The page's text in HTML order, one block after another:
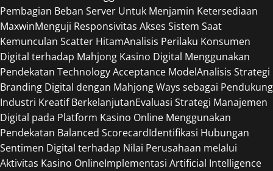
Pembagian Beban Server Untuk Menjamin Ketersediaan
MaxwinMenguji Responsivitas Akses Sistem Saat
Kemunculan Scatter HitamAnalisis Perilaku Konsumen
Digital terhadap Mahjong Kasino Digital Menggunakan
Pendekatan Technology Acceptance ModelAnalisis Strategi
Branding Digital dengan Mahjong Ways sebagai Pendukung
Industri Kreatif BerkelanjutanEvaluasi Strategi Manajemen
Digital pada Platform Kasino Online Menggunakan
Pendekatan Balanced ScorecardIdentifikasi Hubungan
Sentimen Digital terhadap Nilai Perusahaan melalui
Aktivitas Kasino OnlineImplementasi Artificial Intelligence